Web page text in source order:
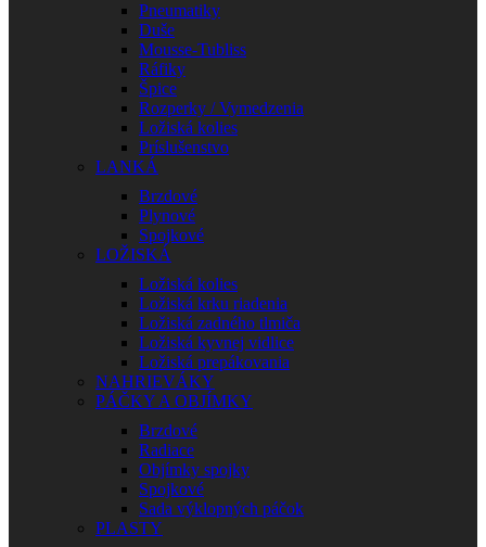
Pneumatiky
Duše
Mousse-Tubliss
Ráfiky
Špice
Rozperky / Vymedzenia
Ložiská kolies
Príslušenstvo
LANKÁ
Brzdové
Plynové
Spojkové
LOŽISKÁ
Ložiská kolies
Ložiská krku riadenia
Ložiská zadného tlmiča
Ložiská kyvnej vidlice
Ložiská prepákovania
NAHRIEVÁKY
PÁČKY A OBJÍMKY
Brzdové
Radiace
Objímky spojky
Spojkové
Sada výklopných páčok
PLASTY